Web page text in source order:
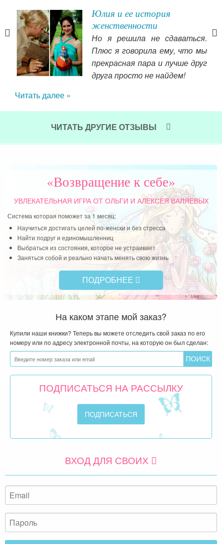
с
Юлия и ее история
женственности
Но я решила не сдаваться.
Плюс я говорила ему, что мы
прекрасная пара и лучше друг
друга просто не найдем!
Читать далее »
ЧИТАТЬ ДРУГИЕ ОТЗЫВЫ
«Возвращение к себе»
УВЛЕКАТЕЛЬНАЯ ИГРАОТ ОЛЬГИ И АЛЕКСЕЯ ВАЛЯЕВЫХ
Система которая поможет за 1 месяц:
Научиться достигать целей по-женски и без стресса
Найти подруг и единомышленниц
Выбраться из состояния, которое не устраивает
Заняться собой и реально начать менять свою жизнь
ПОДРОБНЕЕ
На каком этапе мой заказ?
Купили наши книжки? Теперь вы можете отследить свой заказ по его
номеру или по адресу электронной почты, на которую он был сделан:
ПОДПИСАТЬСЯ НА РАССЫЛКУ
ВХОД ДЛЯ СВОИХ